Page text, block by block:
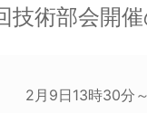
技術部会開
2月9日13時30分